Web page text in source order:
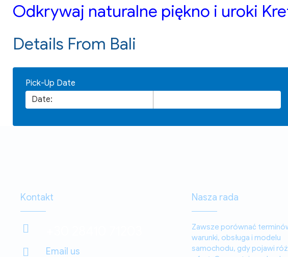
Odkrywaj naturalne piękno i uroki
Details From Bali
Pick-Up Date
Kontakt
Email us
Nasza rada
Zawsze porównać
warunki, obsługa i modelu
samochodu, gdy pojawi